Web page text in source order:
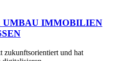
IMMOBILIEN
zukunftsorientiert und hat